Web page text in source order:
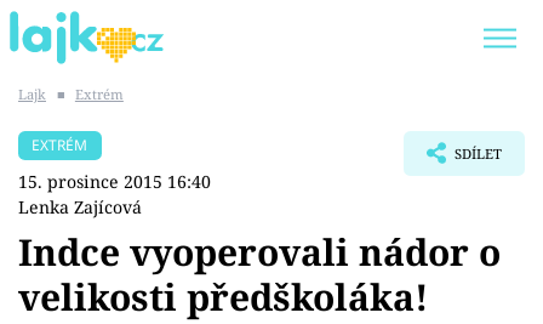
SHOPAHOLICADEL
Témata
Lajk ■ Extrém
EXTRÉM
15. prosince 2015 16:40
Lenka Zajícová
SDÍLET
Indce vyoperovali nádor o
velikosti předškoláka!